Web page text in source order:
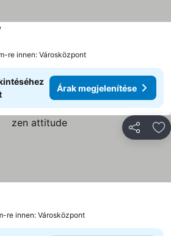
re innen: Városközpont
Árak megjelenítése
re innen: Városközpont